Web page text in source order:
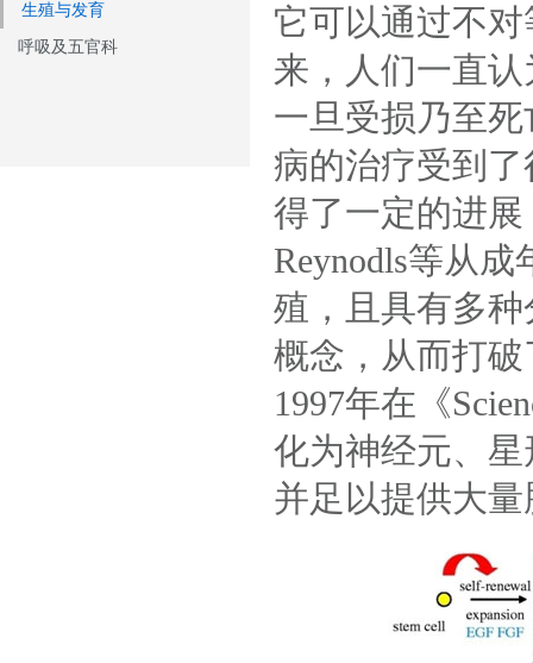
生殖与发育
呼吸及五官科
它可以通过不
来，人们一直
一旦受损乃至
病的治疗受到
得了一定的进
Reynodls等从
殖，且具有多
概念，从而打
1997年在《
化为神经元、
并足以提供大